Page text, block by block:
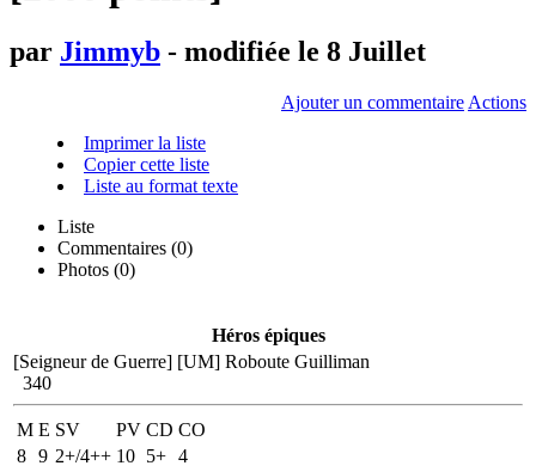
par Jimmyb - modifiée le 8 Juillet
Ajouter un commentaire Actions
Imprimer la liste
Copier cette liste
Liste au format texte
Liste
Commentaires (0)
Photos (0)
Héros épiques
[Seigneur de Guerre] [UM] Roboute Guilliman
340
M E SV PV CD CO
8 9 2+/4++ 10 5+ 4